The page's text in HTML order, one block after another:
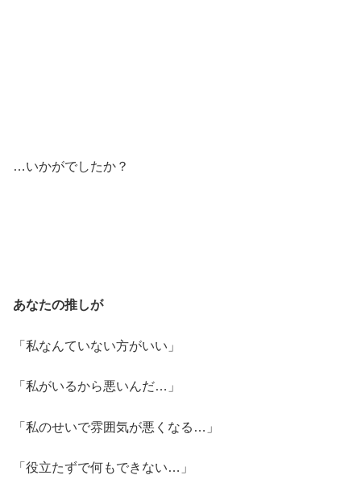
…いかがでしたか？
あなたの推しが
「私なんていない方がいい」
「私がいるから悪いんだ…」
「私のせいで雰囲気が悪くなる…」
「役立たずで何もできない…」